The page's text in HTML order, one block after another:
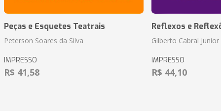
Peças e Esquetes Teatrais
Peterson Soares da Silva
IMPRESSO
R$ 41,58
Reflexos e
Gilberto Cabral Junior
IMPRESSO
R$ 44,10